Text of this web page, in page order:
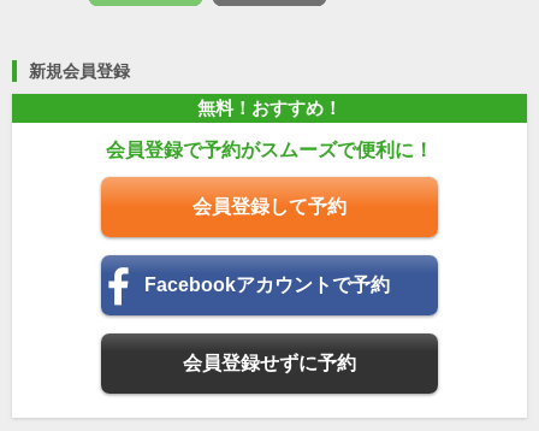
新規会員登録
無料！おすすめ！
会員登録で予約がスムーズで便利に！
会員登録して予約
Facebookアカウントで予約
会員登録せずに予約